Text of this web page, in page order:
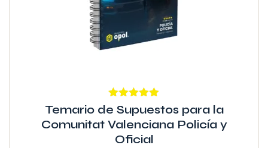
Valorado
con5.00de
5
Temario de Supuestos para la
Comunitat Valenciana Policía y
Oficial